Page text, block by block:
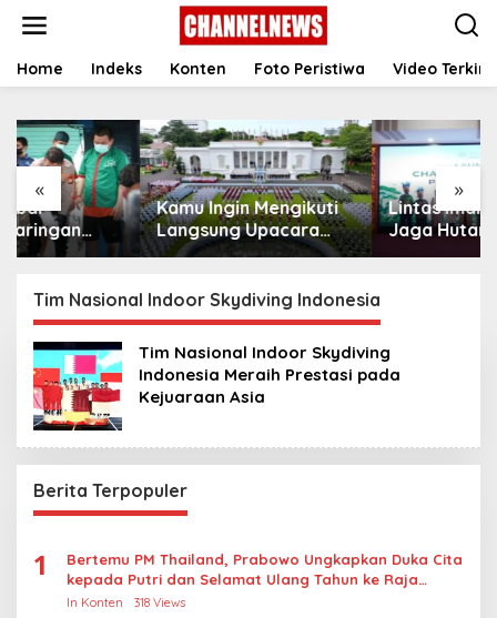
t
Home Indeks Konten Foto Peristiwa Video Terkini
« »
Kamu Ingin Mengikuti
Langsung Upacara
HUT Ke-81
Istana? Ini Link
Pendaftaran Resminya
di Sini
Lintas Iman Bersatu
Jaga Hutan Papua, IRI
Indonesia Resmikan
Daya
Tim Nasional Indoor Skydiving Indonesia
Tim Nasional Indoor Skydiving
Indonesia Meraih Prestasi pada
Kejuaraan Asia
Berita Terpopuler
1
Bertemu PM Thailand, Prabowo Ungkapkan Duka Cita
kepada Putri dan Selamat Ulang Tahun ke Raja
Thailand
In Konten 318 Views